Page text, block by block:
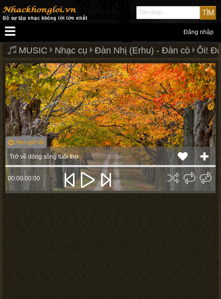
Đăng nhập
MUSIC Nhạc cụ Đàn Nhị (Erhu) - Đàn cò Ôi!
Hẹn giờ tắt
Trở về dòng sông tuổi thơ
00:00 00:00